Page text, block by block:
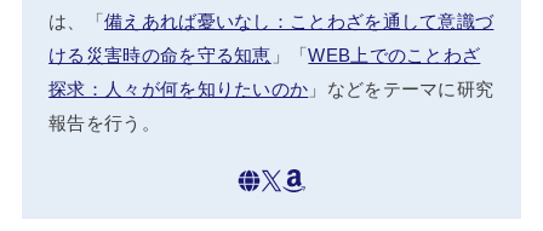
は、「備えあれば憂いなし：ことわざを通して意識づ
ける災害時の命を守る知恵 」「WEB上でのことわざ
探求：人々が何を知りたいのか 」などをテーマに研究
報告を行う。